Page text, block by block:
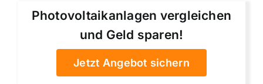
Photovoltaikanlagen vergleichen
und Geld sparen!
Jetzt Angebot sichern